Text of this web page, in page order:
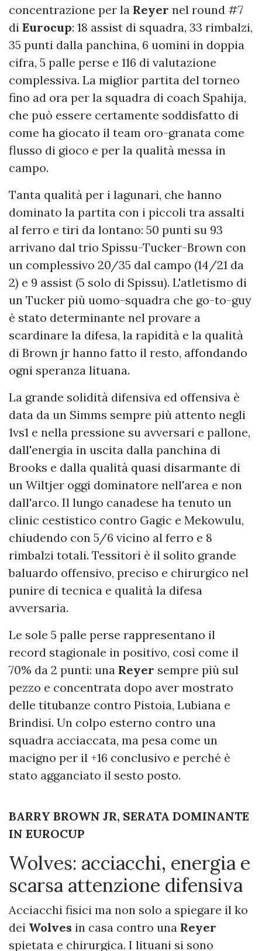
concentrazione per la Reyer nel round #7
di Eurocup: 18 assist di squadra, 33 rimbalzi,
35 punti dalla panchina, 6 uomini in doppia
cifra, 5 palle perse e 116 di valutazione
complessiva. La miglior partita del torneo
fino ad ora per la squadra di coach Spahija,
che può essere certamente soddisfatto di
come ha giocato il team oro-granata come
flusso di gioco e per la qualità messa in
campo.
Tanta qualità per i lagunari, che hanno
dominato la partita con i piccoli tra assalti
al ferro e tiri da lontano: 50 punti su 93
arrivano dal trio Spissu-Tucker-Brown con
un complessivo 20/35 dal campo (14/21 da
2) e 9 assist (5 solo di Spissu). L'atletismo di
un Tucker più uomo-squadra che go-to-guy
è stato determinante nel provare a
scardinare la difesa, la rapidità e la qualità
di Brown jr hanno fatto il resto, affondando
ogni speranza lituana.
La grande solidità difensiva ed offensiva è
data da un Simms sempre più attento negli
1vs1 e nella pressione su avversari e pallone,
dall'energia in uscita dalla panchina di
Brooks e dalla qualità quasi disarmante di
un Wiltjer oggi dominatore nell'area e non
dall'arco. Il lungo canadese ha tenuto un
clinic cestistico contro Gagic e Mekowulu,
chiudendo con 5/6 vicino al ferro e 8
rimbalzi totali. Tessitori è il solito grande
baluardo offensivo, preciso e chirurgico nel
punire di tecnica e qualità la difesa
avversaria.
Le sole 5 palle perse rappresentano il
record stagionale in positivo, così come il
70% da 2 punti: una Reyer sempre più sul
pezzo e concentrata dopo aver mostrato
delle titubanze contro Pistoia, Lubiana e
Brindisi. Un colpo esterno contro una
squadra acciaccata, ma pesa come un
macigno per il +16 conclusivo e perché è
stato agganciato il sesto posto.
BARRY BROWN JR, SERATA DOMINANTE
IN EUROCUP
Wolves: acciacchi, energia e
scarsa attenzione difensiva
Acciacchi fisici ma non solo a spiegare il ko
dei Wolves in casa contro una Reyer
spietata e chirurgica. I lituani si sono